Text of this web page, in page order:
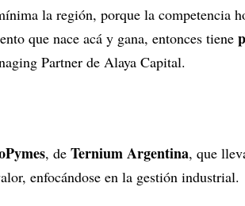
la región, porque la competencia
que nace acá y gana, entonces tiene
Partner de Alaya Capital.
, de Ternium Argentina, que
enfocándose en la gestión industrial.